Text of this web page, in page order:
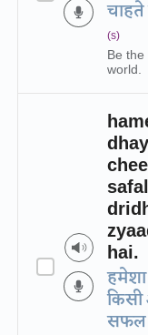
चाहते
(s)
Be
world.
hai.
हमेशा
सफल